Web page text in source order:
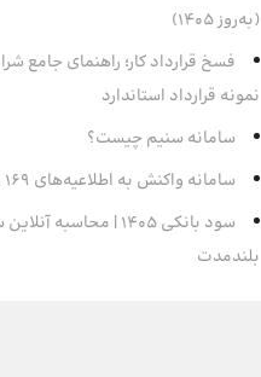
(به‌روز ۱۴۰۵)
فسخ قرارداد کار؛ راهنمای جامع
نمونه قرارداد استاندارد
سامانه سنیم چیست؟
سامانه واکنش به اطلاعیه‌های 169 و سایر منابع اطلاعاتی
سود بانکی 1405 |
بلندمدت